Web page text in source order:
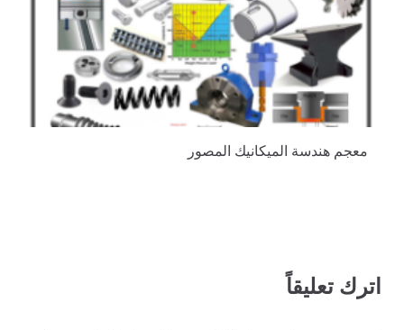
معجم هندسة الميكانيك المصور
اترك تعليقاً